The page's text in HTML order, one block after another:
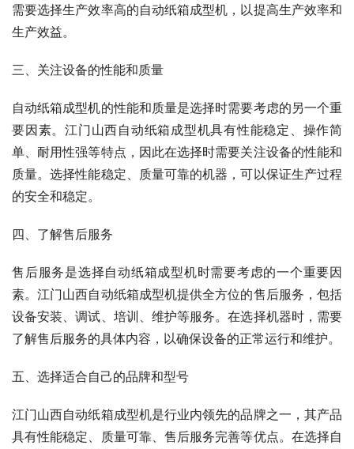
需要选择生产效率高的自动纸箱成型机，以提高生产效率和
生产效益。
三、关注设备的性能和质量
自动纸箱成型机的性能和质量是选择时需要考虑的另一个重
要因素。江门山西自动纸箱成型机具有性能稳定、操作简
单、耐用性强等特点，因此在选择时需要关注设备的性能和
质量。选择性能稳定、质量可靠的机器，可以保证生产过程
的安全和稳定。
四、了解售后服务
售后服务是选择自动纸箱成型机时需要考虑的一个重要因
素。江门山西自动纸箱成型机提供全方位的售后服务，包括
设备安装、调试、培训、维护等服务。在选择机器时，需要
了解售后服务的具体内容，以确保设备的正常运行和维护。
五、选择适合自己的品牌和型号
江门山西自动纸箱成型机是行业内领先的品牌之一，其产品
具有性能稳定、质量可靠、售后服务完善等优点。在选择自